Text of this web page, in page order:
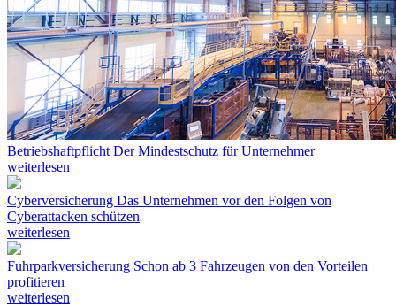
BetriebshaftpflichtDer Mindestschutz für Unternehmer
weiterlesen
Cyberversicherung Das Unternehmen vor den Folgen von
Cyberattacken schützen
weiterlesen
Fuhrparkversicherung Schon ab 3 Fahrzeugen von den Vorteilen
profitieren
weiterlesen